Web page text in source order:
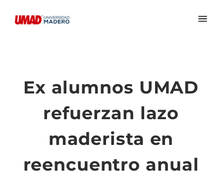
Ex alumnos UMAD
refuerzan lazo
maderista en
reencuentro anual